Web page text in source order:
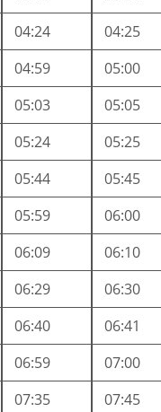
04:24 04:25
04:59 05:00
05:03 05:05
05:24 05:25
05:44 05:45
05:59 06:00
06:09 06:10
06:29 06:30
06:40 06:41
06:59 07:00
07:35 07:45